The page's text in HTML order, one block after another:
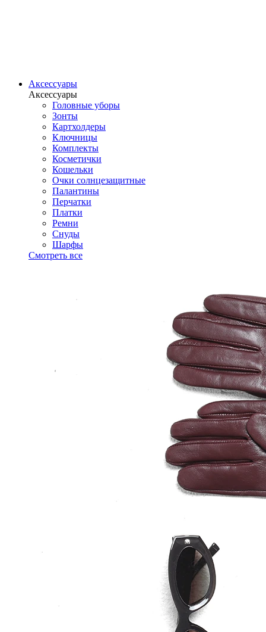
Аксессуары
Аксессуары
Головные уборы
Зонты
Картхолдеры
Ключницы
Комплекты
Косметички
Кошельки
Очки солнцезащитные
Палантины
Перчатки
Платки
Ремни
Снуды
Шарфы
Смотреть все